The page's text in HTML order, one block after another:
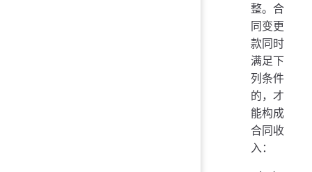
整。合
同变更
款同时
满足下
列条件
的，才
能构成
合同收
入：